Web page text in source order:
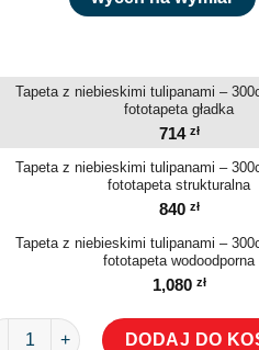
Tapeta z niebieskimi tulipanami –
fototapeta gładka
714 zł
Tapeta z niebieskimi tulipanami –
fototapeta strukturalna
840 zł
Tapeta z niebieskimi tulipanami –
fototapeta wodoodporna
1,080 zł
Tapeta z niebieskimi tulipanami
DODAJ DO